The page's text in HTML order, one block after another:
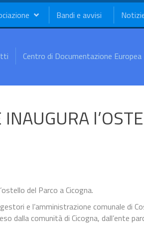
Bandi e avvisi
Centro di Documentazione Europea
del Parco a Cicogna.
e l’amministrazione comunale di
comunità di Cicogna, dall’ente